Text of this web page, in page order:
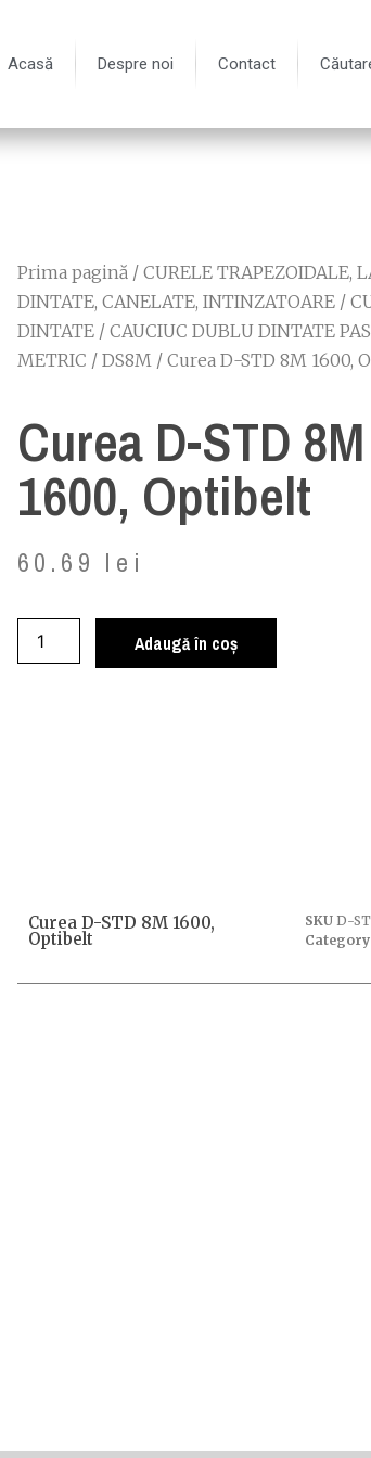
Acasă Despre noi Contact
Prima pagină / CURELE TRAPEZOIDALE,
DINTATE, CANELATE, INTINZATOARE /
DINTATE / CAUCIUC DUBLU DINTATE PAS
METRIC / DS8M / Curea D-STD 8M 1600,
Curea D-STD 8M
1600, Optibelt
60.69 lei
Adaugă în coș
Curea D-STD 8M 1600,
Optibelt
SKU D-
Category